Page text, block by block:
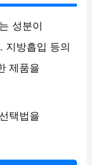
성분이
지방흡입 등의
제품을
택법을